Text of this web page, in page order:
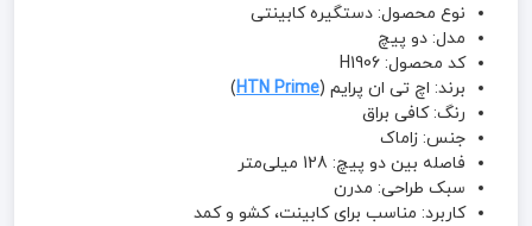
نوع محصول: دستگیره کابینتی
مدل: دو پیچ
کد محصول: H1906
برند: اچ تی ان پرایم (HTN Prime
)
رنگ: کافی براق
جنس: زاماک
فاصله بین دو پیچ: 128 میلی‌متر
سبک طراحی: مدرن
کاربرد: مناسب برای کابینت، کشو و کمد